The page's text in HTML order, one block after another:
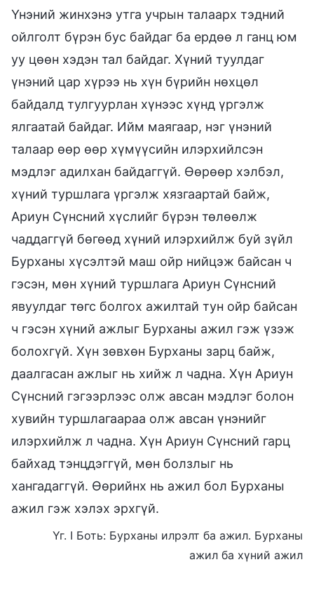
Үнэний жинхэнэ утга учрын талаарх тэдний
ойлголт бүрэн бус байдаг ба ердөө л ганц юм
уу цөөн хэдэн тал байдаг. Хүний туулдаг
үнэний цар хүрээ нь хүн бүрийн нөхцөл
байдалд тулгуурлан хүнээс хүнд үргэлж
ялгаатай байдаг. Ийм маягаар, нэг үнэний
талаар өөр өөр хүмүүсийн илэрхийлсэн
мэдлэг адилхан байдаггүй. Өөрөөр хэлбэл,
хүний туршлага үргэлж хязгаартай байж,
Ариун Сүнсний хүслийг бүрэн төлөөлж
чаддаггүй бөгөөд хүний илэрхийлж буй зүйл
Бурханы хүсэлтэй маш ойр нийцэж байсан ч
гэсэн, мөн хүний туршлага Ариун Сүнсний
явуулдаг төгс болгох ажилтай тун ойр байсан
ч гэсэн хүний ажлыг Бурханы ажил гэж үзэж
болохгүй. Хүн зөвхөн Бурханы зарц байж,
даалгасан ажлыг нь хийж л чадна. Хүн Ариун
Сүнсний гэгээрлээс олж авсан мэдлэг болон
хувийн туршлагаараа олж авсан үнэнийг
илэрхийлж л чадна. Хүн Ариун Сүнсний гарц
байхад тэнцдэггүй, мөн болзлыг нь
хангадаггүй. Өөрийнх нь ажил бол Бурханы
ажил гэж хэлэх эрхгүй.
Үг. I Боть: Бурханы илрэлт ба ажил. Бурханы
ажил ба хүний ажил